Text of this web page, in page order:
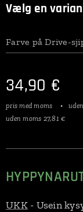
Vælg en
Farve på Drive-
34,90 €
pris med moms
uden moms 27,81 €
UKK- Usein